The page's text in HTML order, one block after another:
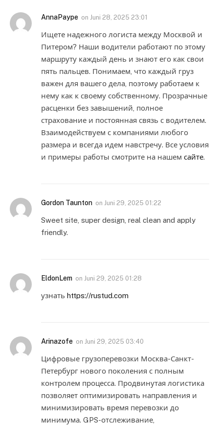
AnnaPaype on Juni 28, 2025 23:01
Ищете надежного логиста между Москвой и
Питером? Наши водители работают по этому
маршруту каждый день и знают его как свои
пять пальцев. Понимаем, что каждый груз
важен для вашего дела, поэтому работаем к
нему как к своему собственному. Прозрачные
расценки без завышений, полное
страхование и постоянная связь с водителем.
Взаимодействуем с компаниями любого
размера и всегда идем навстречу. Все условия
и примеры работы смотрите на нашем сайте.
Gordon Taunton on Juni 29, 2025 01:22
Sweet site, super design, real clean and apply
friendly.
EldonLem on Juni 29, 2025 01:28
узнать https://rustud.com
Arinazofe on Juni 29, 2025 03:40
Цифровые грузоперевозки Москва-Санкт-
Петербург нового поколения с полным
контролем процесса. Продвинутая логистика
позволяет оптимизировать направления и
минимизировать время перевозки до
минимума. GPS-отслеживание,